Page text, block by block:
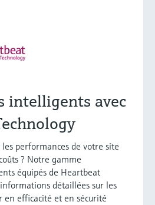
intelligents avec
performances de votre site
? Notre gamme
équipés de Heartbeat
détaillées sur les
en efficacité et en sécurité